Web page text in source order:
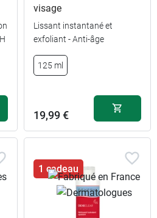
visage
Lissant instantané et
exfoliant - Anti-âge
125 ml
19,99 €
1 cadeau